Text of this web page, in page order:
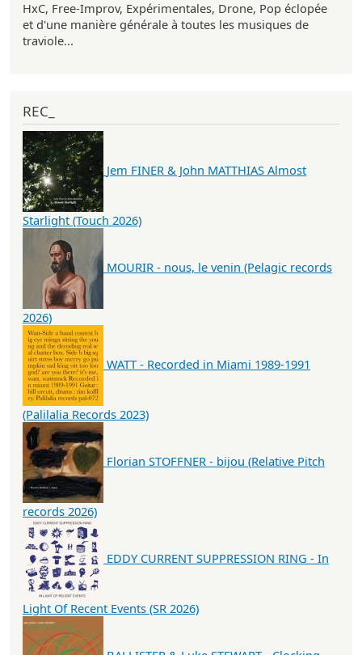
HxC, Free-Improv, Expérimentales, Drone, Pop éclopée
et d'une manière générale à toutes les musiques de
traviole...
REC_
Jem FINER & John MATTHIAS Almost
Starlight (Touch 2026)
MOURIR - nous, le venin (Pelagic records
2026)
WATT - Recorded in Miami 1989-1991
(Palilalia Records 2023)
Florian STOFFNER - bijou (Relative Pitch
records 2026)
EDDY CURRENT SUPPRESSION RING - In
Light Of Recent Events (SR 2026)